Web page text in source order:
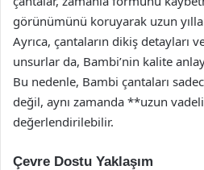
görünümünü koruyarak uzun
Ayrıca, çantaların dikiş detayları
unsurlar da, Bambi’nin kalite
Bu nedenle, Bambi çantaları
değil, aynı zamanda **uzun
değerlendirilebilir.
Çevre Dostu Yaklaşım